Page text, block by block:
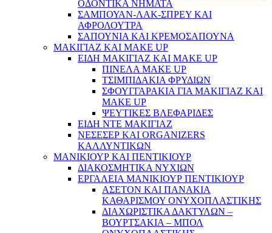
ΟΔΟΝΤΙΚΑ ΝΗΜΑΤΑ
ΣΑΜΠΟΥΑΝ-ΛΑΚ-ΣΠΡΕΥ ΚΑΙ
ΑΦΡΟΛΟΥΤΡΑ
ΣΑΠΟΥΝΙΑ ΚΑΙ ΚΡΕΜΟΣΑΠΟΥΝΑ
ΜΑΚΙΓΙΑΖ ΚΑΙ MAKE UP
ΕΙΔΗ ΜΑΚΙΓΙΑΖ ΚΑΙ MAKE UP
ΠΙΝΕΛΑ MAKE UP
ΤΣΙΜΠΙΔΑΚΙΑ ΦΡΥΔΙΩΝ
ΣΦΟΥΓΓΑΡΑΚΙΑ ΓΙΑ ΜΑΚΙΓΙΑZ ΚΑΙ
MAKE UP
ΨΕΥΤΙΚΕΣ ΒΛΕΦΑΡΙΔΕΣ
ΕΙΔΗ ΝΤΕ ΜΑΚΙΓΙΑΖ
ΝΕΣΕΣΕΡ ΚΑΙ ORGANIZERS
ΚΑΛΛΥΝΤΙΚΩΝ
ΜΑΝΙΚΙΟΥΡ ΚΑΙ ΠΕΝΤΙΚΙΟΥΡ
ΔΙΑΚΟΣΜΗΤΙΚΑ ΝΥΧΙΩΝ
ΕΡΓΑΛΕΙΑ ΜΑΝΙΚΙΟΥΡ ΠΕΝΤΙΚΙΟΥΡ
ΑΣΕΤΟΝ ΚΑΙ ΠΑΝΑΚΙΑ
ΚΑΘΑΡΙΣΜΟΥ ΟΝΥΧΟΠΛΑΣΤΙΚΗΣ
ΔΙΑΧΩΡΙΣΤΙΚΑ ΔΑΚΤΥΛΩΝ –
ΒΟΥΡΤΣΑΚΙΑ – ΜΠΟΛ